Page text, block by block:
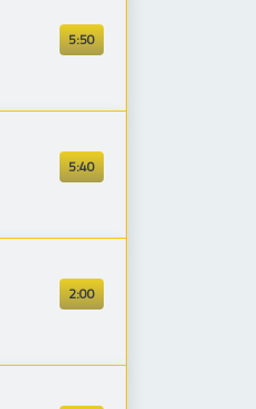
5:50
5:40
2:00